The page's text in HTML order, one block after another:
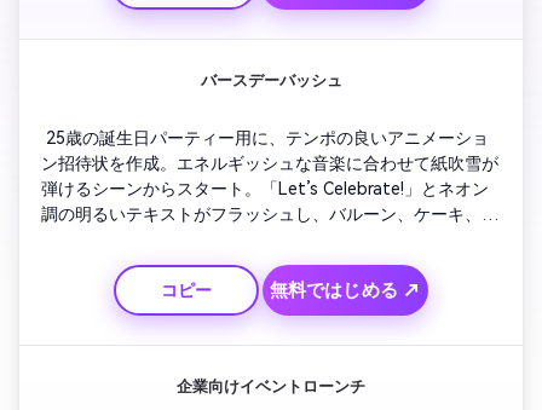
バースデーバッシュ
25歳の誕生日パーティー用に、テンポの良いアニメーショ
ン招待状を作成。エネルギッシュな音楽に合わせて紙吹雪が
弾けるシーンからスタート。「Let’s Celebrate!」とネオン
調の明るいテキストがフラッシュし、バルーン、ケーキ、パ
ムインのトランジション、カウントダウンアニメーションで
ワクワク感を演出。最後はRSVP情報がシャープに表示さ
れ、シンプルに締めくくります。
コピー 無料ではじめる ↗
企業向けイベントローンチ